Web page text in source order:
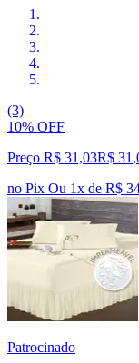
(3)
10% OFF
Preço R$ 31,03R$ 31 ,
no Pix Ou 1x de R$
Patrocinado